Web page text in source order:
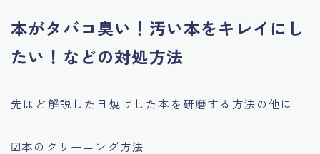
本がタバコ臭い！汚い本をキレイにし
たい！などの対処方法
先ほど解説した日焼けした本を研磨する方法の他に
☑本のクリーニング方法